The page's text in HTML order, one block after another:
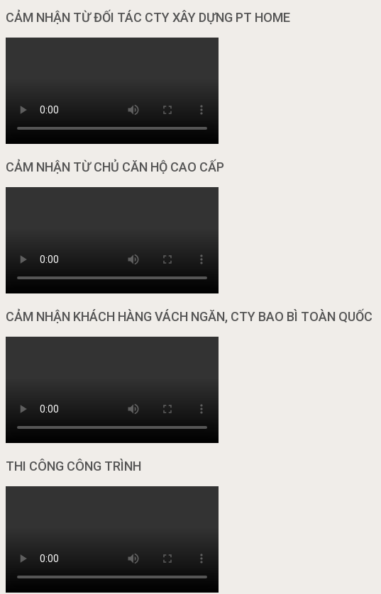
CẢM NHẬN TỪ ĐỐI TÁC CTY XÂY DỰNG PT HOME
CẢM NHẬN TỪ CHỦ CĂN HỘ CAO CẤP
CẢM NHẬN KHÁCH HÀNG VÁCH NGĂN, CTY BAO BÌ TOÀN QUỐC
THI CÔNG CÔNG TRÌNH